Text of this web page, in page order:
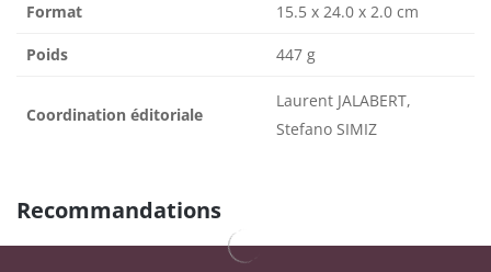
Format 15.5 x 24.0 x 2.0 cm
Poids 447 g
Coordination éditoriale
Laurent JALABERT,
Stefano SIMIZ
Recommandations